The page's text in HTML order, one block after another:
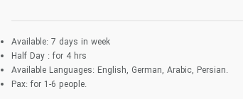
Available: 7 days in week
Half Day : for 4 hrs
Available Languages: English, German, Arabic, Persian.
Pax: for 1-6 people.